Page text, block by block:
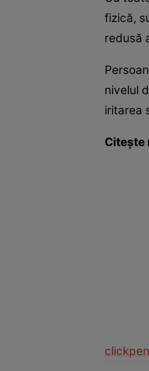
fizică,
redusă
nivelul
iritarea
Citeşte